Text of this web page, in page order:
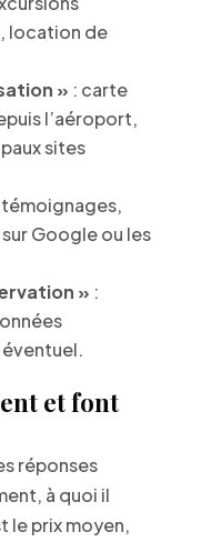
location de
» : carte
l’aéroport,
sites
témoignages,
Google ou les
» :
et font
réponses
à quoi il
le prix moyen,